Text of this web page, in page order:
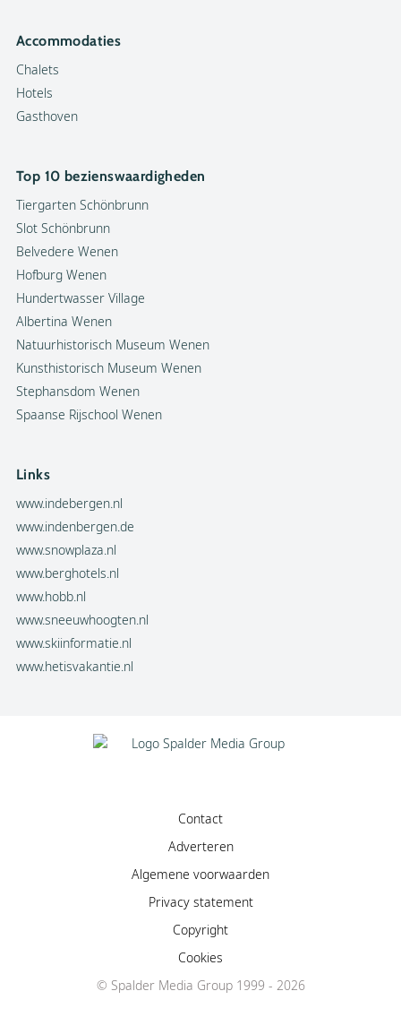
Accommodaties
Chalets
Hotels
Gasthoven
Top 10 bezienswaardigheden
Tiergarten Schönbrunn
Slot Schönbrunn
Belvedere Wenen
Hofburg Wenen
Hundertwasser Village
Albertina Wenen
Natuurhistorisch Museum Wenen
Kunsthistorisch Museum Wenen
Stephansdom Wenen
Spaanse Rijschool Wenen
Links
www.indebergen.nl
www.indenbergen.de
www.snowplaza.nl
www.berghotels.nl
www.hobb.nl
www.sneeuwhoogten.nl
www.skiinformatie.nl
www.hetisvakantie.nl
Contact
Adverteren
Algemene voorwaarden
Privacy statement
Copyright
Cookies
© Spalder Media Group 1999 - 2026